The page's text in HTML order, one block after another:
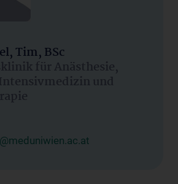
Tim, BSc
für Anästhesie,
und